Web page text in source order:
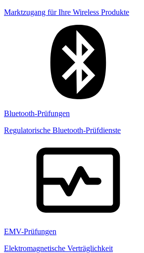
Marktzugang für Ihre Wireless Produkte
Bluetooth-Prüfungen
Regulatorische Bluetooth-Prüfdienste
EMV-Prüfungen
Elektromagnetische Verträglichkeit